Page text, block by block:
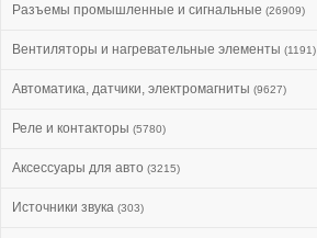
Разъемы промышленные и сигнальные (26909)
Вентиляторы и нагревательные элементы (1191)
Автоматика, датчики, электромагниты (9627)
Реле и контакторы (5780)
Аксессуары для авто (3215)
Источники звука (303)